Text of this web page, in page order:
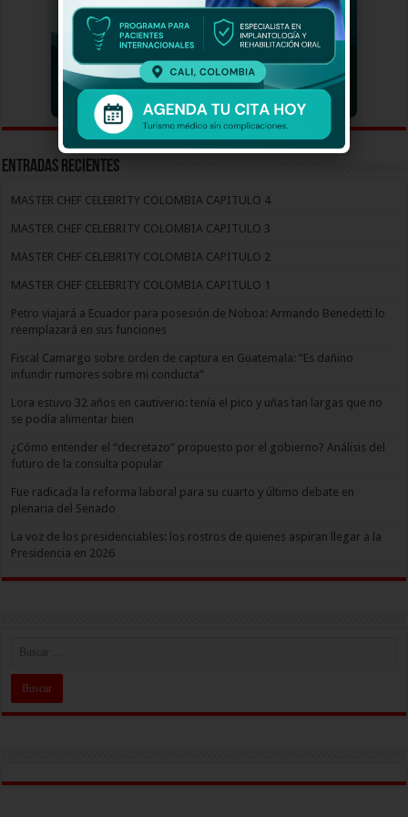
Entradas recientes
MASTER CHEF CELEBRITY COLOMBIA CAPITULO 4
MASTER CHEF CELEBRITY COLOMBIA CAPITULO 3
MASTER CHEF CELEBRITY COLOMBIA CAPITULO 2
MASTER CHEF CELEBRITY COLOMBIA CAPITULO 1
Petro viajará a Ecuador para posesión de Noboa: Armando Benedetti lo
reemplazará en sus funciones
Fiscal Camargo sobre orden de captura en Guatemala: “Es dañino
infundir rumores sobre mi conducta”
Lora estuvo 32 años en cautiverio: tenía el pico y uñas tan largas que no
se podía alimentar bien
¿Cómo entender el “decretazo” propuesto por el gobierno? Análisis del
futuro de la consulta popular
Fue radicada la reforma laboral para su cuarto y último debate en
plenaria del Senado
La voz de los presidenciables: los rostros de quienes aspiran llegar a la
Presidencia en 2026